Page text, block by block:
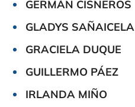
GERMÁN CISNEROS
GLADYS SAÑAICELA
GRACIELA DUQUE
GUILLERMO PÁEZ
IRLANDA MIÑO